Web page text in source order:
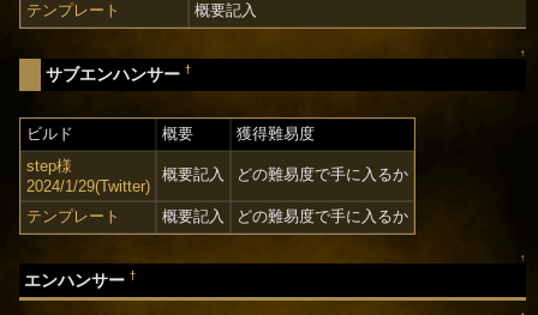
テンプレート 概要記入
↑
サブエンハンサー†
ビルド 概要
獲得難易度
step様
2024/1/29(Twitter)
概要記入 どの難易度で手に入るか
テンプレート 概要記入 どの難易度で手に入るか
↑
エンハンサー†